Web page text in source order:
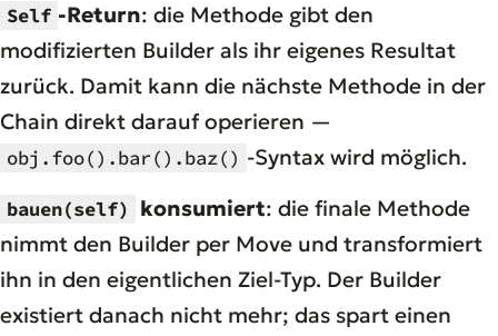
Self -Return: die Methode gibt den
modifizierten Builder als ihr eigenes Resultat
zurück. Damit kann die nächste Methode in der
Chain direkt darauf operieren —
obj.foo().bar().baz() -Syntax wird möglich.
bauen(self) konsumiert: die finale Methode
nimmt den Builder per Move und transformiert
ihn in den eigentlichen Ziel-Typ. Der Builder
existiert danach nicht mehr; das spart einen